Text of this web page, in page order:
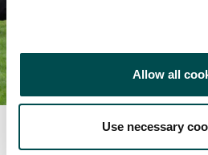
Allow all
Use necessary